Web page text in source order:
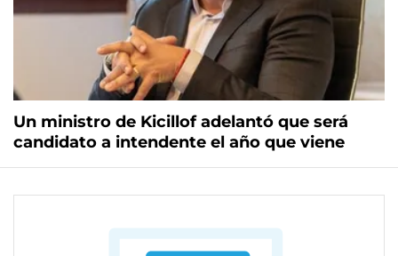
Un ministro de Kicillof adelantó que será
candidato a intendente el año que viene